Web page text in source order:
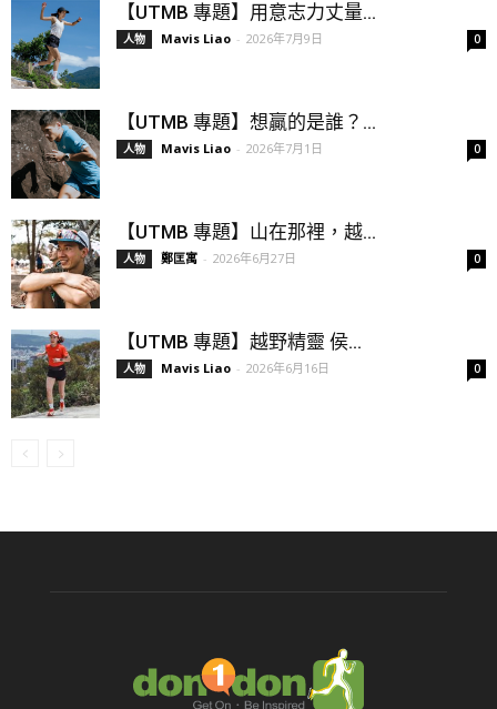
【UTMB 專題】用意志力丈量...
人物 Mavis Liao - 2026年7月9日 0
【UTMB 專題】想贏的是誰？...
人物 Mavis Liao - 2026年7月1日 0
【UTMB 專題】山在那裡，越...
人物 鄭匡寓 - 2026年6月27日 0
【UTMB 專題】越野精靈 侯...
人物 Mavis Liao - 2026年6月16日 0